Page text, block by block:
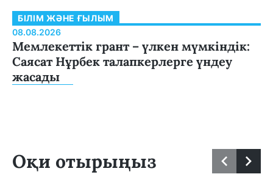
БІЛІМ ЖӘНЕ ҒЫЛЫМ
08.08.2026
Мемлекеттік грант – үлкен мүмкіндік:
Саясат Нұрбек талапкерлерге үндеу
жасады
Оқи отырыңыз